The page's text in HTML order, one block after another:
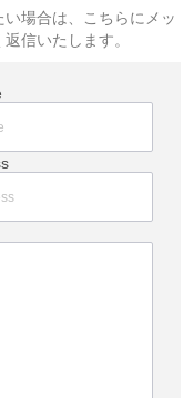
場合は、こちらにメッ
信いたします。